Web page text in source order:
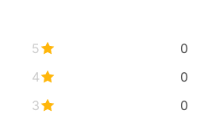
5
0
4
0
3
0